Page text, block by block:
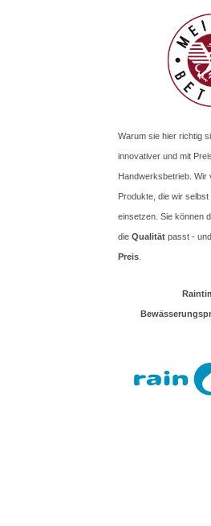
Warum sie hier richtig
innovativer und mit
Handwerksbetrieb.
Produkte, die wir
einsetzen. Sie können
die Qualität passt -
Preis